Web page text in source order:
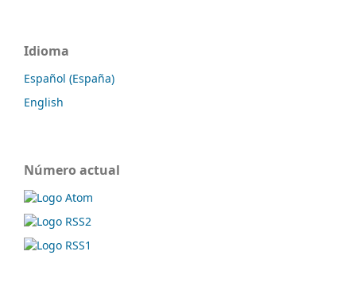
Idioma
Español (España)
English
Número actual